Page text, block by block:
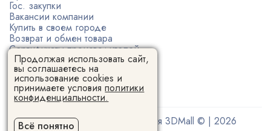
Гос. закупки
Вакансии компании
Купить в своем городе
Возврат и обмен товара
Сертификаты производителей
Политика конфиденциальности
Пользовательское соглашение
Поставщик 3D-оборудования 3DMall © | 2026
Продолжая использовать сайт,
вы соглашаетесь на
использование cookies и
принимаете условияполитики
конфиденциальности.
Всё понятно